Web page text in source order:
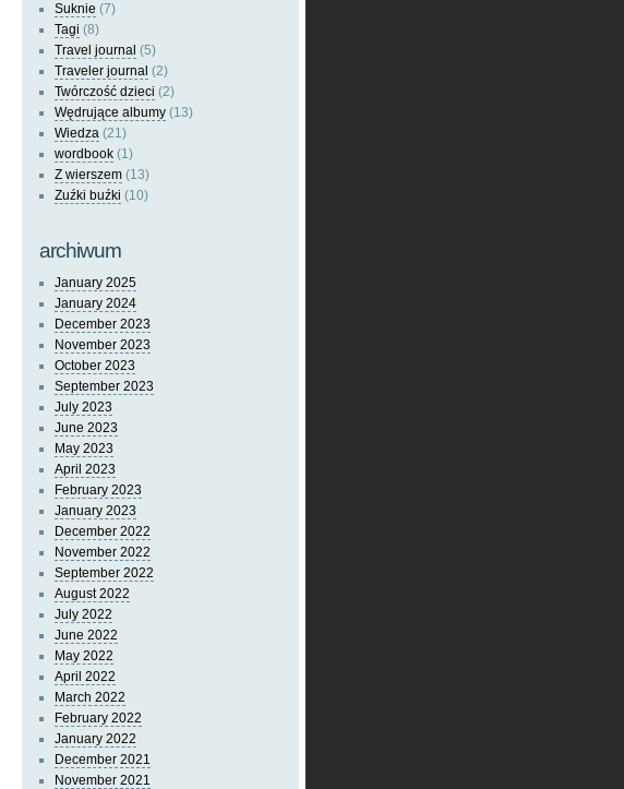
Suknie (7)
Tagi (8)
Travel journal (5)
Traveler journal (2)
Twórczość dzieci (2)
Wędrujące albumy (13)
Wiedza (21)
wordbook (1)
Z wierszem (13)
Zuźki buźki (10)
archiwum
January 2025
January 2024
December 2023
November 2023
October 2023
September 2023
July 2023
June 2023
May 2023
April 2023
February 2023
January 2023
December 2022
November 2022
September 2022
August 2022
July 2022
June 2022
May 2022
April 2022
March 2022
February 2022
January 2022
December 2021
November 2021